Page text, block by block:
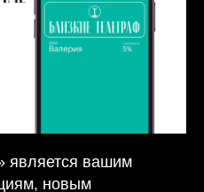
является вашим
новым